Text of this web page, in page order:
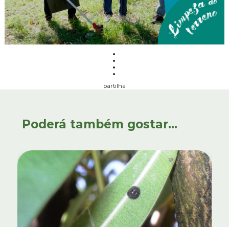
partilha
Poderá também gostar...